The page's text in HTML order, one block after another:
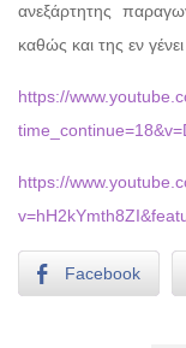
ανεξάρτητης
καθώς και της εν
https://
https://
Facebook